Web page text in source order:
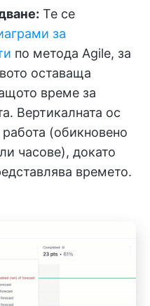
Те се
за
по метода Agile, за
оставаща
време за
Вертикалната ос
(обикновено
часове), докато
времето.